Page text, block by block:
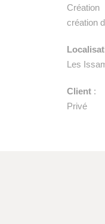
Création
création
Les
Client :
Privé